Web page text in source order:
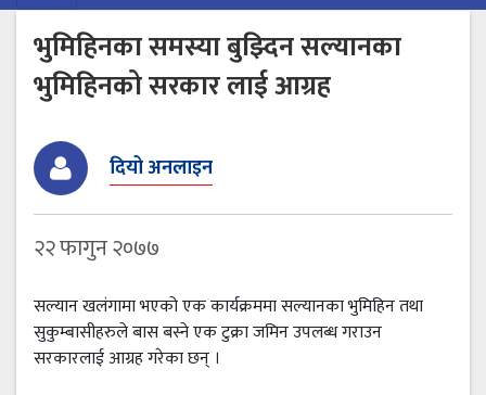
भुमिहिनका समस्या बुझ्दिन सल्यानका
भुमिहिनको सरकार लाई आग्रह
दियो अनलाइन
२२ फागुन २०७७
सल्यान खलंगामा भएको एक कार्यक्रममा सल्यानका भुमिहिन तथा
सुकुम्बासीहरुले बास बस्ने एक टुक्रा जमिन उपलब्ध गराउन
सरकारलाई आग्रह गरेका छन् ।